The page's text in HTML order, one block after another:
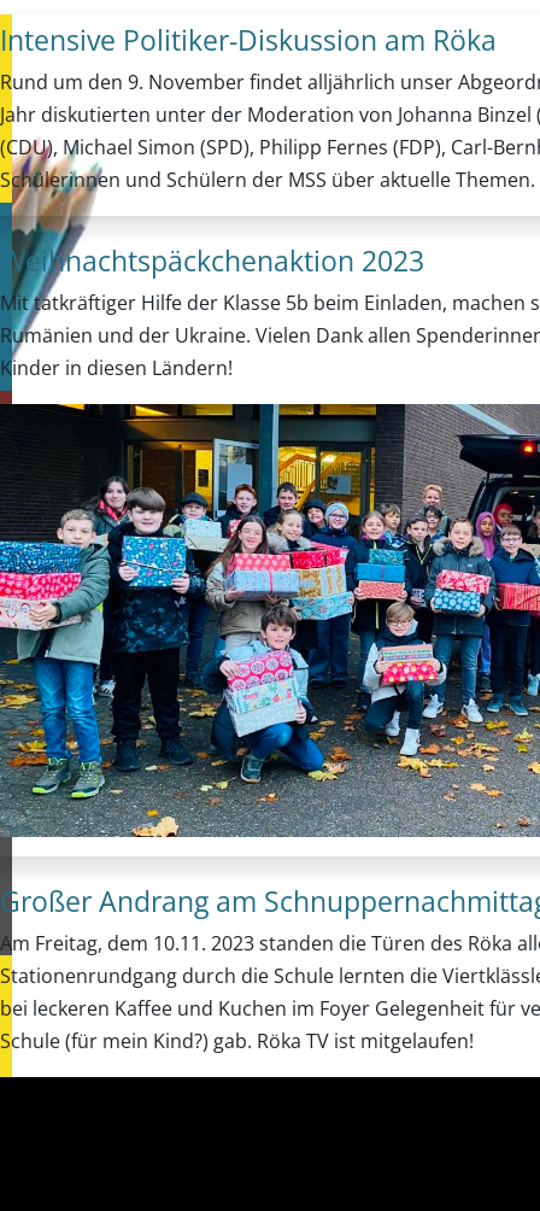
Intensive Politiker-Diskussion am Röka
Rund um den 9. November findet alljährlich unser
Jahr diskutierten unter der Moderation von Johanna
(CDU), Michael Simon (SPD), Philipp Fernes (FDP), Carl-
Schülerinnen und Schülern der MSS über aktuelle Themen.
Weihnachtspäckchenaktion 2023
Mit tatkräftiger Hilfe der Klasse 5b beim Einladen, machen
Rumänien und der Ukraine. Vielen Dank allen
Kinder in diesen Ländern!
Großer Andrang am
Am Freitag, dem 10.11. 2023 standen die Türen des Röka
Stationenrundgang durch die Schule lernten die
bei leckeren Kaffee und Kuchen im Foyer Gelegenheit für
Schule (für mein Kind?) gab. Röka TV ist mitgelaufen!